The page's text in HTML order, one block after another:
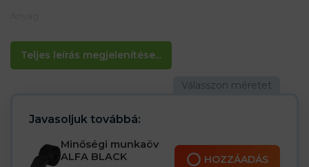
Teljes leírás megjelenítése...
Jellemzők:
– HACCP (élelmiszeripar) használatra alkalmas
Javasoljuk továbbá:
Minőségi munkaöv
ALFA BLACK
HOZZÁADÁS